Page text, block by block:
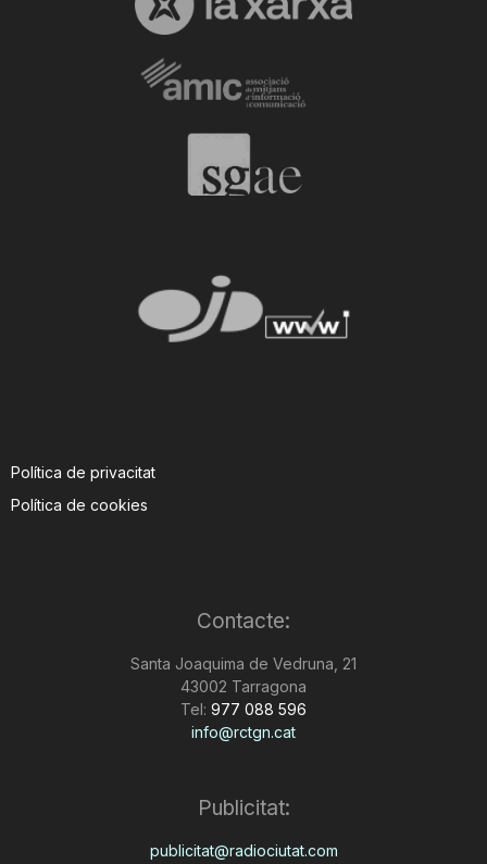
Política de privacitat
Política de cookies
Contacte:
Santa Joaquima de Vedruna, 21
43002 Tarragona
Tel: 977 088 596
info@rctgn.cat
Publicitat:
publicitat@radiociutat.com